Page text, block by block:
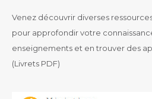
Venez découvrir diverses
pour approfondir votre
enseignements et en trouver des
(Livrets PDF)